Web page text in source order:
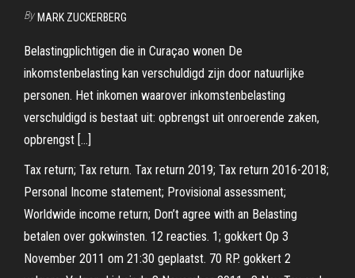
By MARK ZUCKERBERG
Belastingplichtigen die in Curaçao wonen De
inkomstenbelasting kan verschuldigd zijn door natuurlijke
personen. Het inkomen waarover inkomstenbelasting
verschuldigd is bestaat uit: opbrengst uit onroerende zaken,
opbrengst […]
Tax return; Tax return. Tax return 2019; Tax return 2016-2018;
Personal Income statement; Provisional assessment;
Worldwide income return; Don’t agree with an Belasting
betalen over gokwinsten. 12 reacties. 1; gokkert Op 3
November 2011 om 21:30 geplaatst. 70 RP. gokkert 2